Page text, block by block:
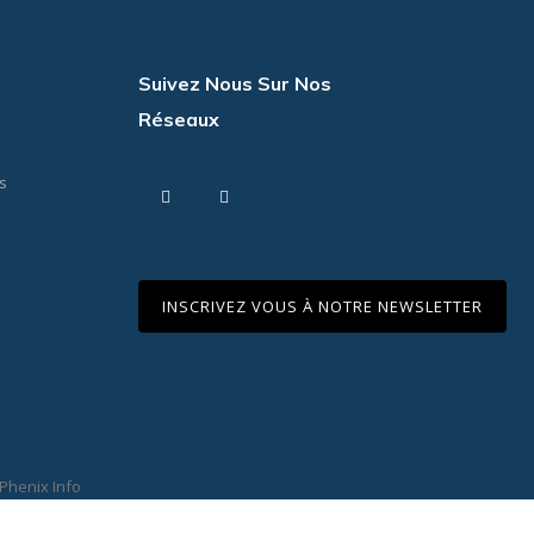
Suivez Nous Sur Nos
Réseaux
Facebook
INSCRIVEZ VOUS À NOTRE NEWSLETTER
Info